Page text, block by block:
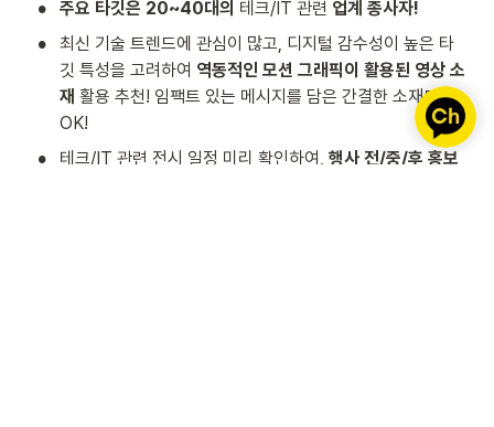
• 주요 타깃은 20~40대의 테크/IT 관련 업계 종사자!
•
최신 기술 트렌드에 관심이 많고, 디지털 감수성이 높은 타
깃 특성을 고려하여 역동적인 모션 그래픽이 활용된 영상 소
재 활용 추천! 임팩트 있는 메시지를 담은 간결한 소재도
OK!
• 테크/IT 관련 전시 일정 미리 확인하여, 행사 전/중/후 홍보